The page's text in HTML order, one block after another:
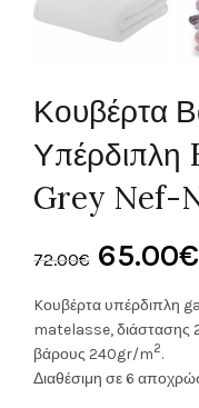
Κουβέρτα
Υπέρδιπλη
Grey Nef-
72.00€ Original
price
was:
65.00€
Kουβέρτα υπέρδιπλη
matelasse, διάστασης
βάρους 240gr/m2.
Διαθέσιμη σε 6